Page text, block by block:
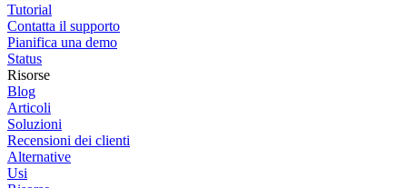
Tutorial
Contatta il supporto
Pianifica una demo
Status
Risorse
Blog
Articoli
Soluzioni
Recensioni dei clienti
Alternative
Usi